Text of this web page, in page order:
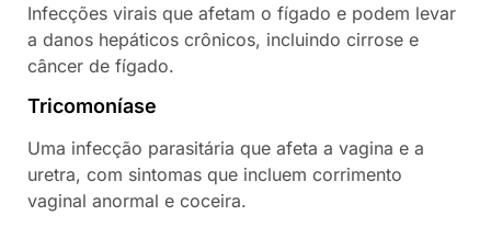
Infecções virais que afetam o fígado e podem levar
a danos hepáticos crônicos, incluindo cirrose e
câncer de fígado.
Tricomoníase
Uma infecção parasitária que afeta a vagina e a
uretra, com sintomas que incluem corrimento
vaginal anormal e coceira.